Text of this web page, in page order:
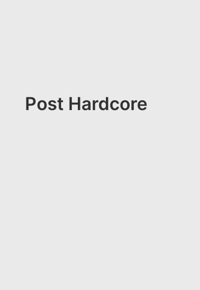
Post Hardcore